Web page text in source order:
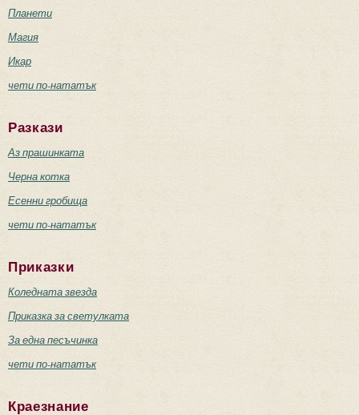
Планети
Магия
Икар
чети по-нататък
Разкази
Аз прашинката
Черна котка
Есенни гробища
чети по-нататък
Приказки
Коледната звезда
Приказка за светулката
За една песъчинка
чети по-нататък
Краезнание